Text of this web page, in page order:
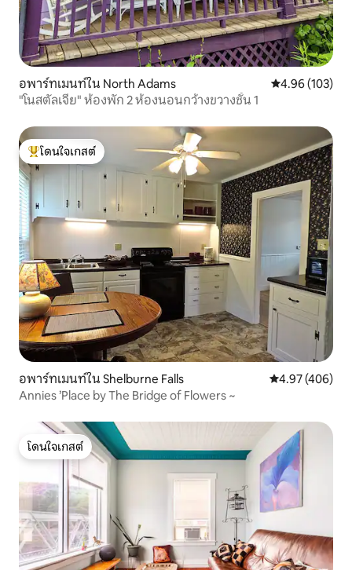
อพาร์ทเมนท์ใน North Adams คะแนนเฉลี่ย
4.96 (103)
"โนสตัลเจีย" ห้องพัก 2 ห้องนอนกว้างขวางชั้น 1
โดนใจเกสต์ที่สุด
โดนใจเกสต์
อพาร์ทเมนท์ใน Shelburne Falls คะแนนเฉลี่ย
4.97 (406)
Annies ’Place by The Bridge of Flowers ~
โดนใจเกสต์
โดนใจเกสต์